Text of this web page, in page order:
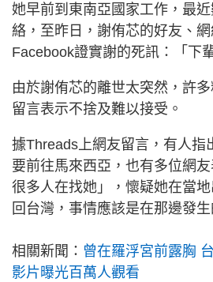
她早前到東南亞國家工作，最
絡，至昨日，謝侑芯的好友、
Facebook證實謝的死訊：「下
由於謝侑芯的離世太突然，許
留言表示不捨及難以接受。
據Threads上網友留言，有人指
要前往馬來西亞，也有多位網
很多人在找她」，懷疑她在當
回台灣，事情應該是在那邊發生
相關新聞： 曾在羅浮宮前露胸
影片曝光百萬人觀看